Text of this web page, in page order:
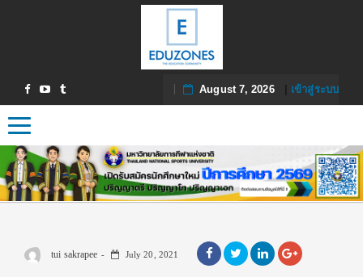
August 7, 2026| เข้าสู่ระบบ
Toggle navigation
tui sakrapee July 20, 2021